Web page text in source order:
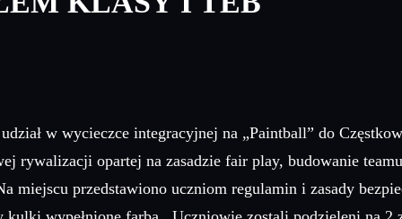
w wycieczce integracyjnej na „Paintball” do
rywalizacji opartej na zasadzie fair play, budowanie
miejscu przedstawiono uczniom regulamin i zasady